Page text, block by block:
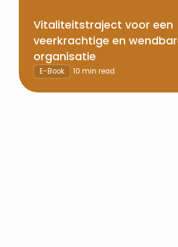
Vitaliteitstraject voor een
veerkrachtige en
organisatie
E-Book 10 min read